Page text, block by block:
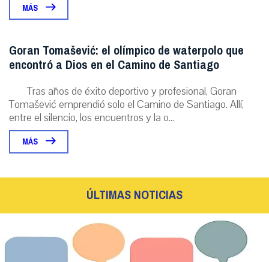
MÁS
Goran Tomašević: el olímpico de waterpolo que
encontró a Dios en el Camino de Santiago
Tras años de éxito deportivo y profesional, Goran
Tomašević emprendió solo el Camino de Santiago. Allí,
entre el silencio, los encuentros y la o...
MÁS
ÚLTIMAS NOTICIAS